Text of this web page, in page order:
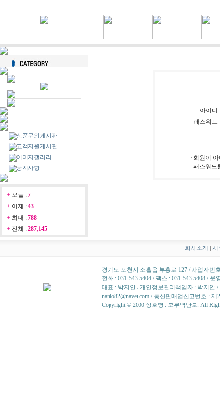
상품문의게시판
고객지원게시판
이미지갤러리
공지사항
+ 오늘 : 7
+ 어제 : 43
+ 최대 : 788
+ 전체 : 287,145
아이디
패스워드
· 회원이
· 패스워
회사소개 서
경기도 포천시 소흘읍 부흥로 127 / 사업자번
전화 : 031-543-5404 / 팩스 : 031-543-5408 / 운
대표 : 박지안 / 개인정보관리책임자 : 박지안 /
nanlo82@naver.com / 통신판매업신고번호 : 제
Copyright © 2000 상호명 : 모루벽난로. All